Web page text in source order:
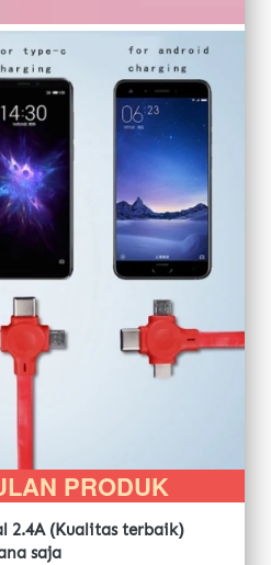
PRODUK
2.4A (Kualitas terbaik)
saja